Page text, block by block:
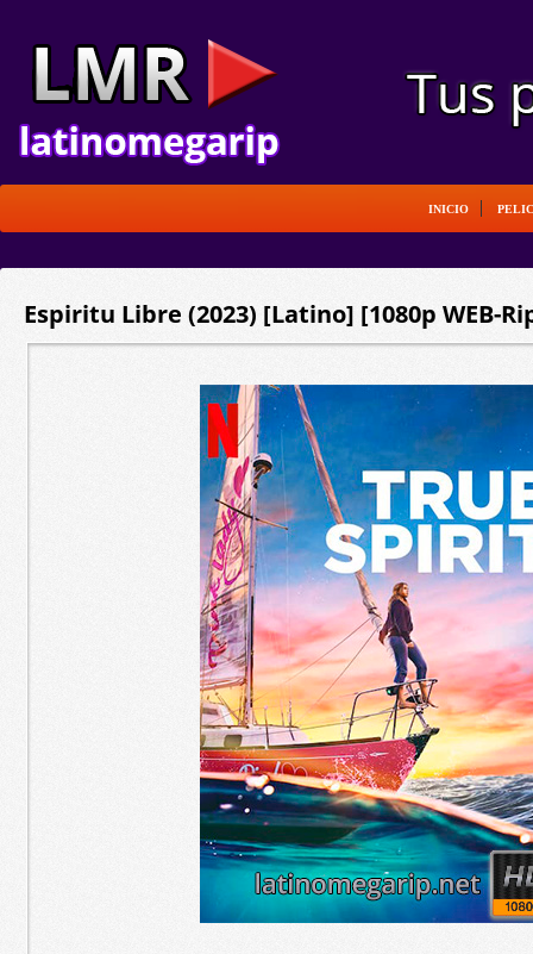
INICIO
Espiritu Libre (2023) [Latino] [1080p WEB-